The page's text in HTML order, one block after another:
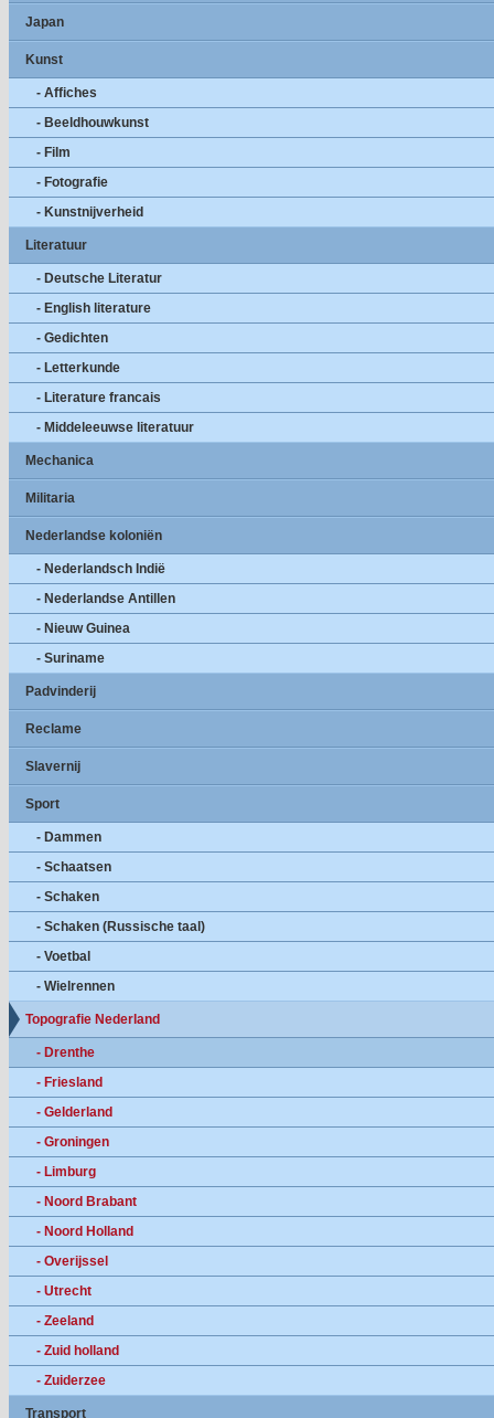
Japan
Kunst
- Affiches
- Beeldhouwkunst
- Film
- Fotografie
- Kunstnijverheid
Literatuur
- Deutsche Literatur
- English literature
- Gedichten
- Letterkunde
- Literature francais
- Middeleeuwse literatuur
Mechanica
Militaria
Nederlandse koloniën
- Nederlandsch Indië
- Nederlandse Antillen
- Nieuw Guinea
- Suriname
Padvinderij
Reclame
Slavernij
Sport
- Dammen
- Schaatsen
- Schaken
- Schaken (Russische taal)
- Voetbal
- Wielrennen
Topografie Nederland
- Drenthe
- Friesland
- Gelderland
- Groningen
- Limburg
- Noord Brabant
- Noord Holland
- Overijssel
- Utrecht
- Zeeland
- Zuid holland
- Zuiderzee
Transport